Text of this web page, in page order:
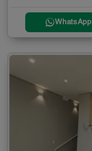
WhatsApp